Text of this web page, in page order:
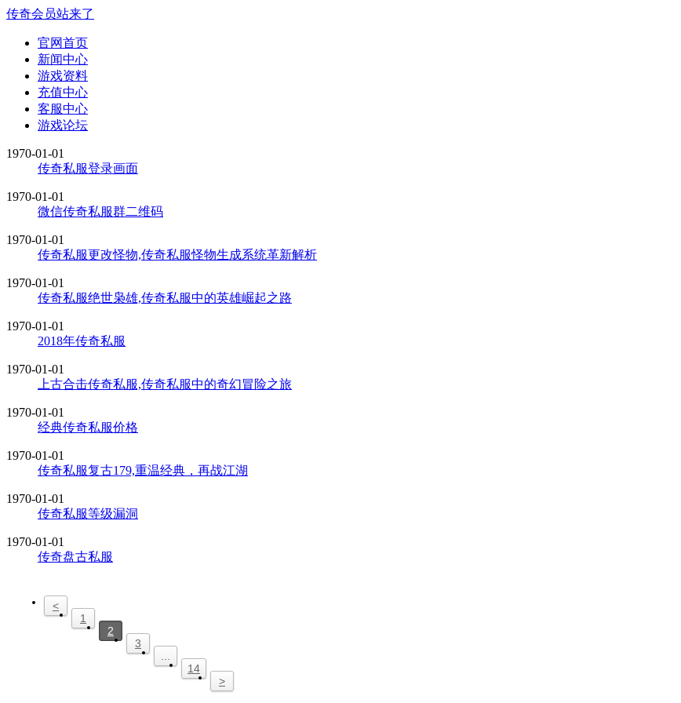
传奇会员站来了
官网首页
新闻中心
游戏资料
充值中心
客服中心
游戏论坛
1970-01-01
传奇私服登录画面
1970-01-01
微信传奇私服群二维码
1970-01-01
传奇私服更改怪物,传奇私服怪物生成系统革新解析
1970-01-01
传奇私服绝世枭雄,传奇私服中的英雄崛起之路
1970-01-01
2018年传奇私服
1970-01-01
上古合击传奇私服,传奇私服中的奇幻冒险之旅
1970-01-01
经典传奇私服价格
1970-01-01
传奇私服复古179,重温经典，再战江湖
1970-01-01
传奇私服等级漏洞
1970-01-01
传奇盘古私服
<
1
2
3
14
>